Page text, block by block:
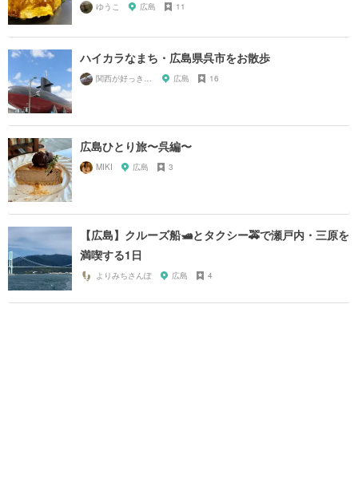
ゆうこ 広島 11
ハイカラなまち・広島県呉市をお散歩
関西が好っきゃねん 広島 16
広島ひとり旅〜呉編〜
MIKI 広島 3
【広島】クルーズ船🛥とタクシー🚕で瀬戸内・三原を
満喫する1日
よりみちさんぽ 広島 4